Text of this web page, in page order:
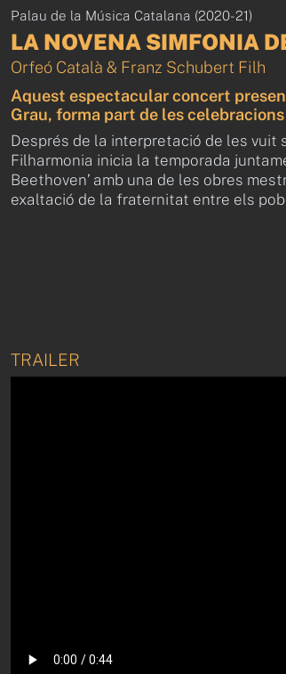
Palau de la Música Catalana (2020-21)
LA NOVENA SIMFONIA
Orfeó Català & Franz Schubert Filh
Aquest espectacular concert
Grau, forma part de les
Després de la interpretació de les vuit
Filharmonia inicia la temporada
Beethoven’ amb una de les obres
exaltació de la fraternitat entre els
TRAILER